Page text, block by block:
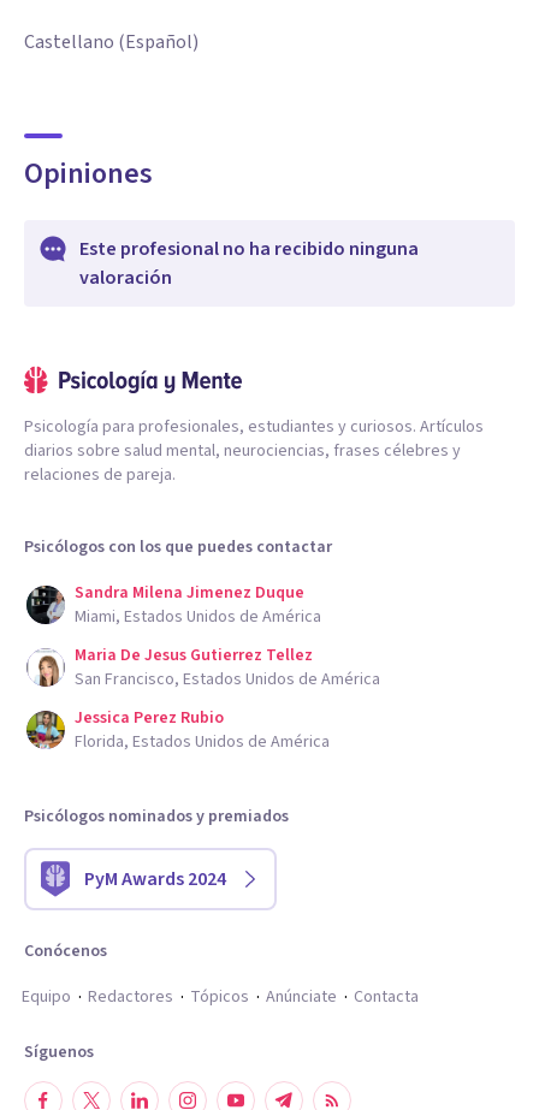
Castellano (Español)
Opiniones
Este profesional no ha recibido ninguna
valoración
Psicología para profesionales, estudiantes y curiosos. Artículos
diarios sobre salud mental, neurociencias, frases célebres y
relaciones de pareja.
Psicólogos con los que puedes contactar
Sandra Milena Jimenez Duque
Miami, Estados Unidos de América
Maria De Jesus Gutierrez Tellez
San Francisco, Estados Unidos de América
Jessica Perez Rubio
Florida, Estados Unidos de América
Psicólogos nominados y premiados
PyM Awards 2024
Conócenos
Equipo
Redactores Tópicos Anúnciate Contacta
Síguenos